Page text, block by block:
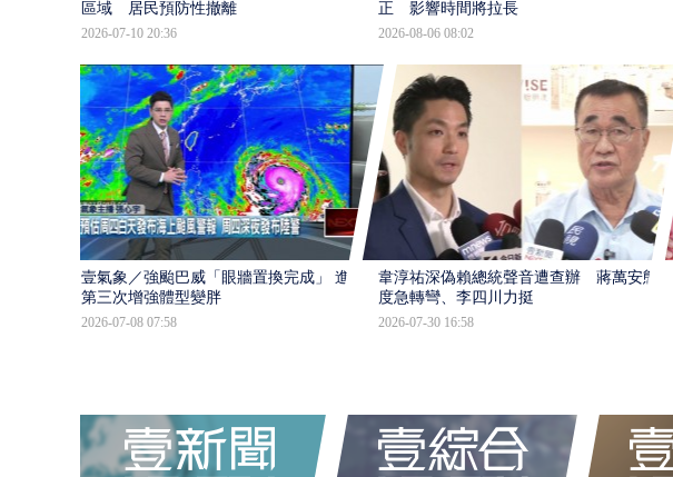
區域 居民預防性撤離
2026-07-10 20:36
正 影響時間將拉長
2026-08-06 08:02
壹氣象／強颱巴威「眼牆置換完成」 進入
第三次增強體型變胖
2026-07-08 07:58
韋淳祐深偽賴總統聲音遭查辦 蔣萬安態
度急轉彎、李四川力挺
2026-07-30 16:58